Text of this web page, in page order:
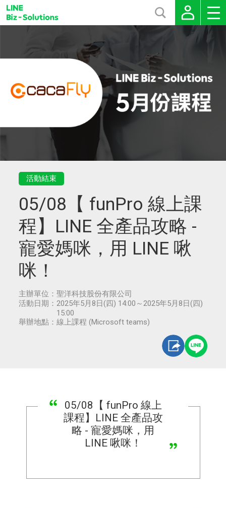
活動結束
05/08【 funPro 線上課
程】LINE 全產品攻略 -
寵愛媽咪，用 LINE 啾
咪！
主辦單位： 聖洋科技股份有限公司
活動日期： 2025年5月8日(四) 14:00～2025年5月8日(四)
15:00
舉辦地點： 線上課程 (Microsoft teams)
05/08【 funPro 線上
課程】LINE 全產品攻
略 - 寵愛媽咪，用
LINE 啾咪！